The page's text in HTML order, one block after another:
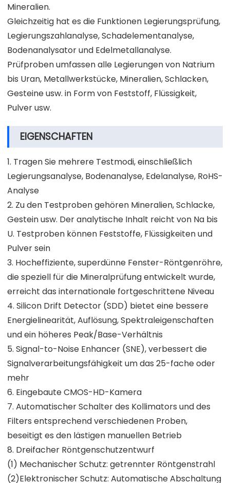
Mineralien.
Gleichzeitig hat es die Funktionen Legierungsprüfung,
Legierungszahlanalyse, Schadelementanalyse,
Bodenanalysator und Edelmetallanalyse.
Prüfproben umfassen alle Legierungen von Natrium
bis Uran, Metallwerkstücke, Mineralien, Schlacken,
Gesteine usw. in Form von Feststoff, Flüssigkeit,
Pulver usw.
EIGENSCHAFTEN
1. Tragen Sie mehrere Testmodi, einschließlich
Legierungsanalyse, Bodenanalyse, Edelanalyse, RoHS-
Analyse
2. Zu den Testproben gehören Mineralien, Schlacke,
Gestein usw. Der analytische Inhalt reicht von Na bis
U. Testproben können Feststoffe, Flüssigkeiten und
Pulver sein
3. Hocheffiziente, superdünne Fenster-Röntgenröhre,
die speziell für die Mineralprüfung entwickelt wurde,
erreicht das internationale fortgeschrittene Niveau
4. Silicon Drift Detector (SDD) bietet eine bessere
Energielinearität, Auflösung, Spektraleigenschaften
und ein höheres Peak/Base-Verhältnis
5. Signal-to-Noise Enhancer (SNE), verbessert die
Signalverarbeitungsfähigkeit um das 25-fache oder
mehr
6. Eingebaute CMOS-HD-Kamera
7. Automatischer Schalter des Kollimators und des
Filters entsprechend verschiedenen Proben,
beseitigt es den lästigen manuellen Betrieb
8. Dreifacher Röntgenschutzentwurf
(1) Mechanischer Schutz: getrennter Röntgenstrahl
(2)Elektronischer Schutz: Automatische Abschaltung